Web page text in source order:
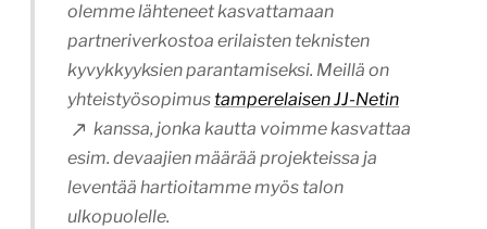
olemme lähteneet kasvattamaan
partneriverkostoa erilaisten teknisten
kyvykkyyksien parantamiseksi. Meillä on
yhteistyösopimus tamperelaisen JJ-Netin
kanssa, jonka kautta voimme kasvattaa
esim. devaajien määrää projekteissa ja
leventää hartioitamme myös talon
ulkopuolelle.